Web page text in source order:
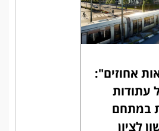
אחוזים":
עתודות
במתחם